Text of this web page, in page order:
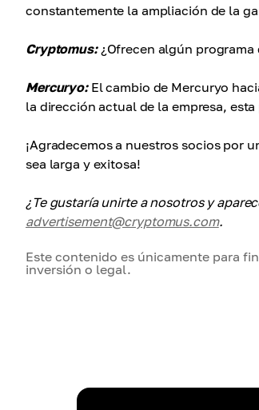
constantemente la ampliación de la
Cryptomus:¿Ofrecen algún programa
Mercuryo:El cambio de Mercuryo
la dirección actual de la empresa,
¡Agradecemos a nuestros socios por
sea larga y exitosa!
¿Te gustaría unirte a nosotros y
advertisement@cryptomus.com.
Este contenido es únicamente para
inversión o legal.